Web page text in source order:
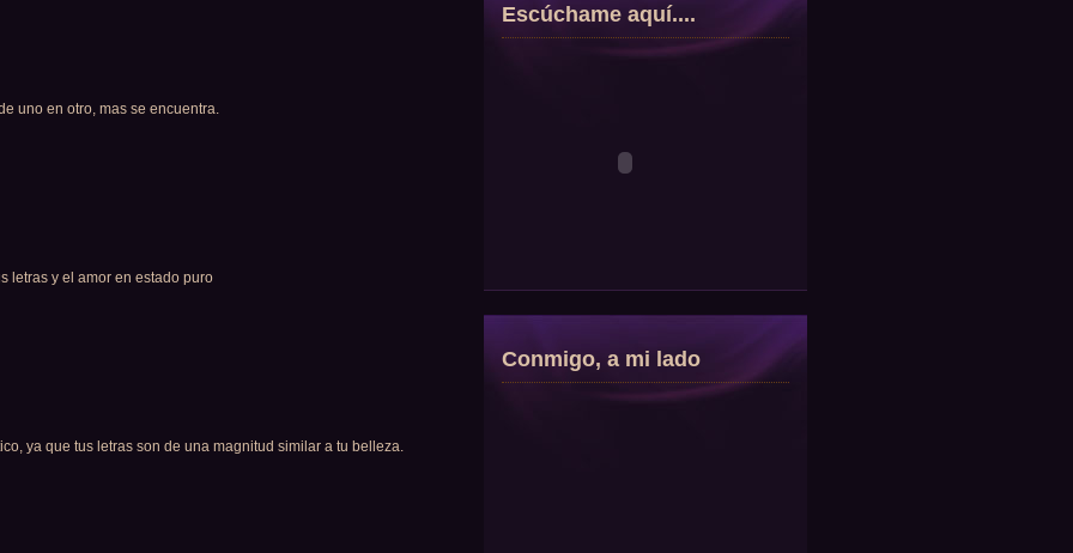
uno en otro, mas se encuentra.
letras y el amor en estado puro
ya que tus letras son de una magnitud similar a tu belleza.
Escúchame aquí....
Conmigo, a mi lado